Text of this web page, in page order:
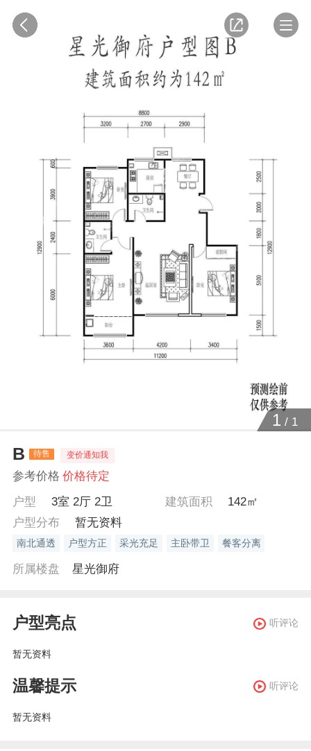
1 / 1
B 待售 变价通知我
参考价格 价格待定
户型
3室 2厅 2卫 建筑面积
142㎡
户型分布
暂无资料
南北通透 户型方正 采光充足 主卧带卫 餐客分离
所属楼盘 星光御府
户型亮点 听评论
暂无资料
温馨提示 听评论
暂无资料